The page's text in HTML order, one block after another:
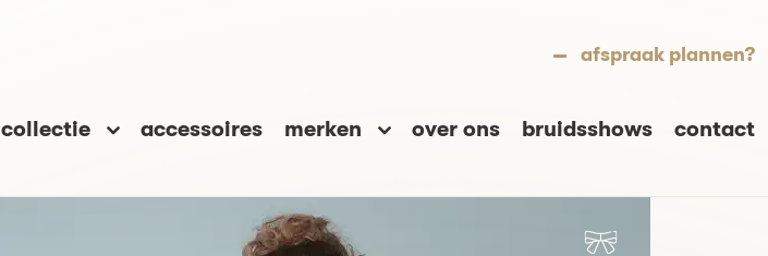
afspraak plannen?
collectie accessoires merken over ons bruidsshows contact